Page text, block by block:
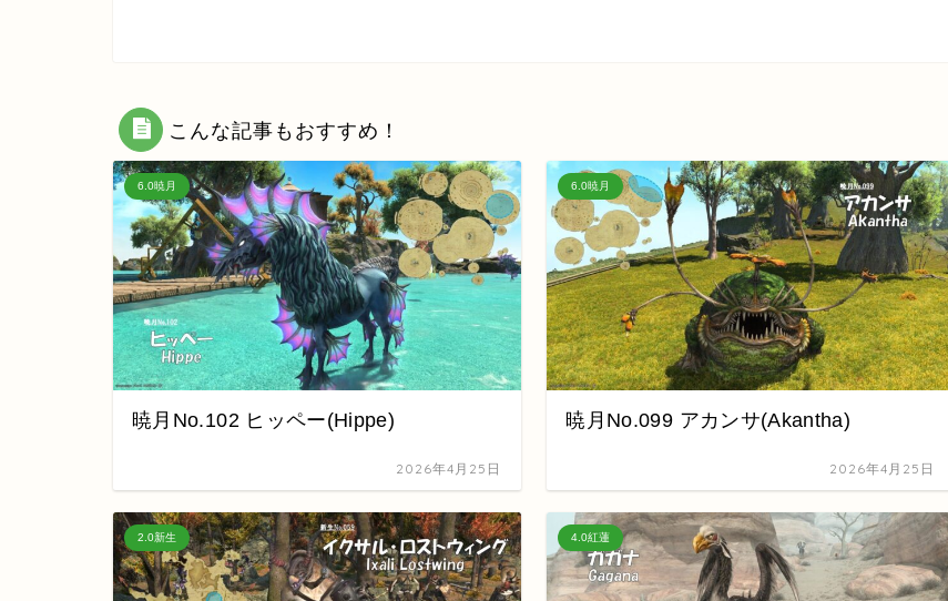
こんな記事もおすすめ！
6.0暁月
暁月No.102 ヒッペー(Hippe)
2026年4月25日
6.0暁月
暁月No.099 アカンサ(Akantha)
2026年4月25日
2.0新生 4.0紅蓮